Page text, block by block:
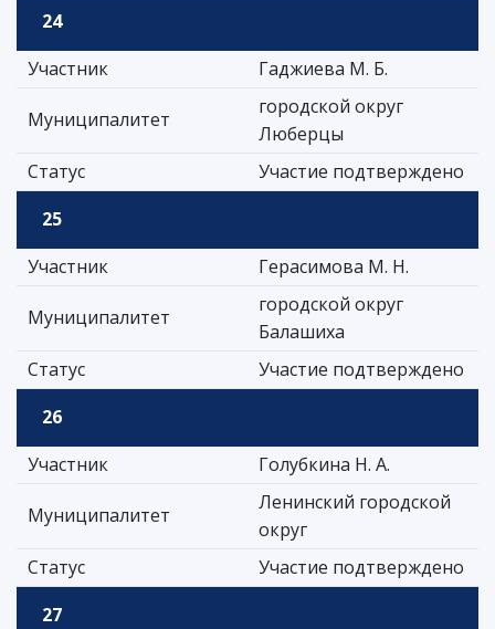
24
Участник
Гаджиева М. Б.
Муниципалитет
городской округ
Люберцы
Статус
Участие подтверждено
25
Участник
Герасимова М. Н.
Муниципалитет
городской округ
Балашиха
Статус
Участие подтверждено
26
Участник
Голубкина Н. А.
Муниципалитет
Ленинский городской
округ
Статус
Участие подтверждено
27